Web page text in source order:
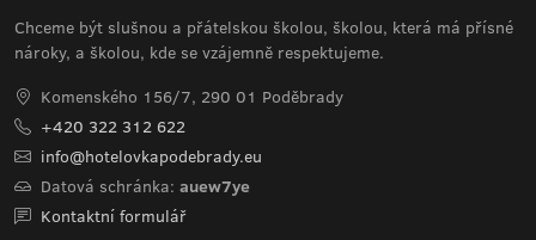
Chceme být slušnou a přátelskou školou, školou, která má přísné
nároky, a školou, kde se vzájemně respektujeme.
Komenského 156/7, 290 01 Poděbrady
+420 322 312 622
info@hotelovkapodebrady.eu
Datová schránka: auew7ye
Kontaktní formulář